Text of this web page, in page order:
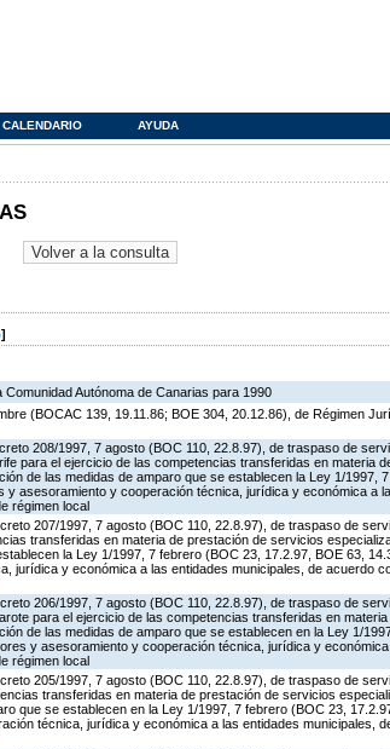
CALENDARIO AYUDA
]
Autónoma de Canarias para 1990
(BOCAC 139, 19.11.86; BOE 304, 20.12.86), de Régimen
208/1997, 7 agosto (BOC 110, 22.8.97), de traspaso de
para el ejercicio de las competencias transferidas en materia
de las medidas de amparo que se establecen la Ley 1/1997,
y asesoramiento y cooperación técnica, jurídica y económica a
régimen local
207/1997, 7 agosto (BOC 110, 22.8.97), de traspaso de
transferidas en materia de prestación de servicios
la Ley 1/1997, 7 febrero (BOC 23, 17.2.97, BOE 63,
jurídica y económica a las entidades municipales, de acuerdo
206/1997, 7 agosto (BOC 110, 22.8.97), de traspaso de
para el ejercicio de las competencias transferidas en
de las medidas de amparo que se establecen en la Ley 1/
y asesoramiento y cooperación técnica, jurídica y
régimen local
205/1997, 7 agosto (BOC 110, 22.8.97), de traspaso de
transferidas en materia de prestación de servicios
que se establecen en la Ley 1/1997, 7 febrero (BOC 23,
técnica, jurídica y económica a las entidades municipales,